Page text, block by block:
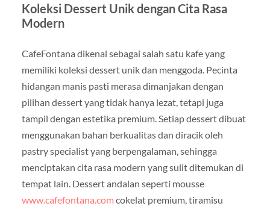
Koleksi Dessert Unik dengan Cita Rasa
Modern
CafeFontana dikenal sebagai salah satu kafe yang
memiliki koleksi dessert unik dan menggoda. Pecinta
hidangan manis pasti merasa dimanjakan dengan
pilihan dessert yang tidak hanya lezat, tetapi juga
tampil dengan estetika premium. Setiap dessert dibuat
menggunakan bahan berkualitas dan diracik oleh
pastry specialist yang berpengalaman, sehingga
menciptakan cita rasa modern yang sulit ditemukan di
tempat lain. Dessert andalan seperti mousse
www.cafefontana.com cokelat premium, tiramisu